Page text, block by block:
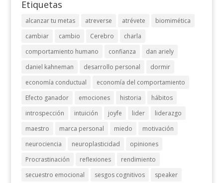
Etiquetas
alcanzar tu metas atreverse atrévete
biomimética
cambiar
cambio Cerebro
charla
comportamiento humano
confianza
dan ariely
daniel kahneman
desarrollo personal
dormir
economía conductual
economía del comportamiento
Efecto ganador
emociones historia
hábitos
introspección
intuición joyfe lider
liderazgo
maestro
marca personal miedo
motivación
neurociencia
neuroplasticidad
opiniones
Procrastinación
reflexiones
rendimiento
secuestro emocional
sesgos cognitivos speaker